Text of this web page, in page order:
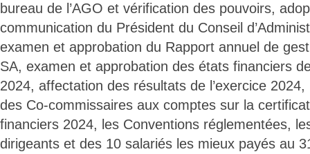
bureau de l’AGO et vérification des pouvoirs,
communication du Président du Conseil
examen et approbation du Rapport annuel de
SA, examen et approbation des états financiers
2024, affectation des résultats de l’exercice
des Co-commissaires aux comptes sur la
financiers 2024, les Conventions réglementées,
dirigeants et des 10 salariés les mieux payés au